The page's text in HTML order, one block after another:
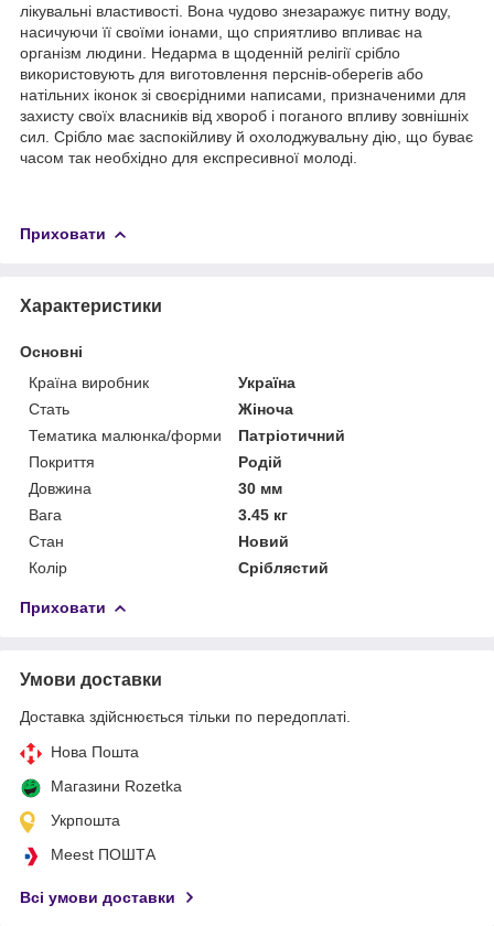
лікувальні властивості. Вона чудово знезаражує питну воду,
насичуючи її своїми іонами, що сприятливо впливає на
організм людини. Недарма в щоденній релігії срібло
використовують для виготовлення перснів-оберегів або
натільних іконок зі своєрідними написами, призначеними для
захисту своїх власників від хвороб і поганого впливу зовнішніх
сил. Срібло має заспокійливу й охолоджувальну дію, що буває
часом так необхідно для експресивної молоді.
Приховати
Характеристики
Основні
Країна виробник
Україна
Стать
Жіноча
Тематика малюнка/форми
Патріотичний
Покриття
Родій
Довжина
30 мм
Вага
3.45 кг
Стан
Новий
Колір
Сріблястий
Приховати
Умови доставки
Доставка здійснюється тільки по передоплаті.
Нова Пошта
Магазини Rozetka
Укрпошта
Meest ПОШТА
Всі умови доставки